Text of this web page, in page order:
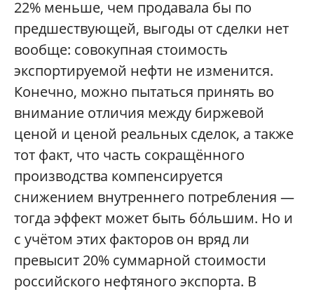
22% меньше, чем продавала бы по
предшествующей, выгоды от сделки нет
вообще: совокупная стоимость
экспортируемой нефти не изменится.
Конечно, можно пытаться принять во
внимание отличия между биржевой
ценой и ценой реальных сделок, а также
тот факт, что часть сокращённого
производства компенсируется
снижением внутреннего потребления —
тогда эффект может быть бóльшим. Но и
с учётом этих факторов он вряд ли
превысит 20% суммарной стоимости
российского нефтяного экспорта. В